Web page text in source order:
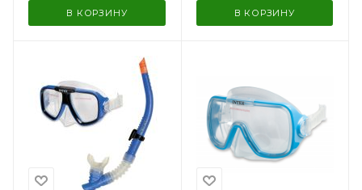
В КОРЗИНУ В КОРЗИНУ